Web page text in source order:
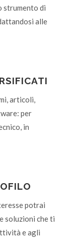
strumento di
alle
articoli,
per
in
potrai
soluzioni che ti
e agli